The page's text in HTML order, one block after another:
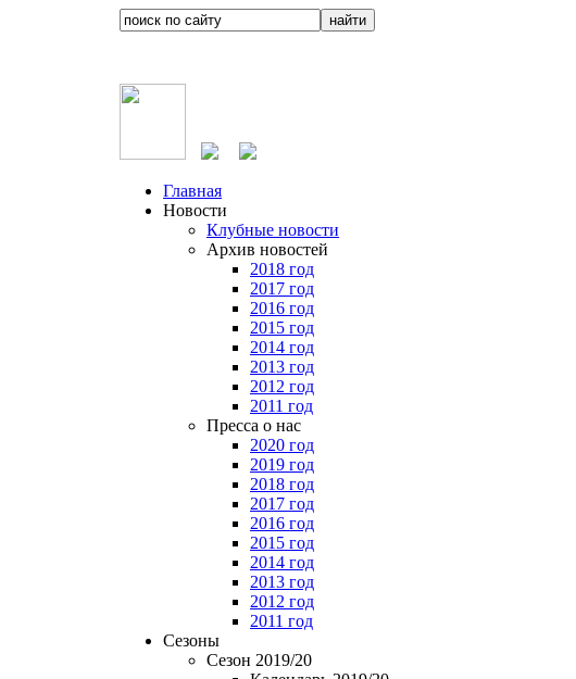
Главная
Новости
Клубные новости
Архив новостей
2018 год
2017 год
2016 год
2015 год
2014 год
2013 год
2012 год
2011 год
Пресса о нас
2020 год
2019 год
2018 год
2017 год
2016 год
2015 год
2014 год
2013 год
2012 год
2011 год
Сезоны
Сезон 2019/20